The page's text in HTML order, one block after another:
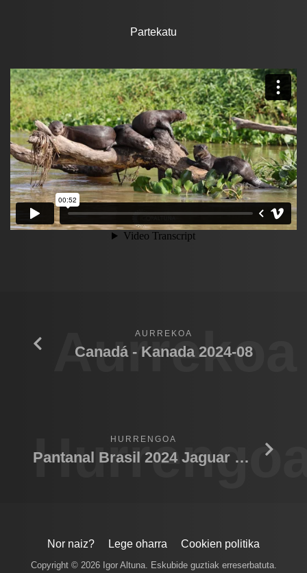
Partekatu
Aurrekoa
AURREKOA
Canadá - Kanada 2024-08
HURRENGOA
Pantanal Brasil 2024 Jaguar agua
Nor naiz? Lege oharra Cookien politika
Copyright © 2026 Igor Altuna. Eskubide guztiak erreserbatuta.